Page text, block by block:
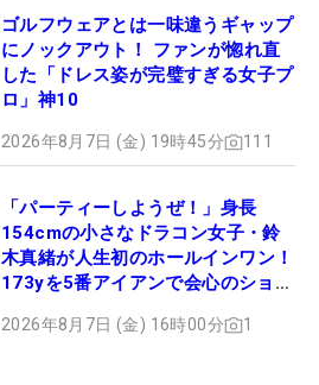
ゴルフウェアとは一味違うギャップ
にノックアウト！ ファンが惚れ直
した「ドレス姿が完璧すぎる女子プ
ロ」神10
2026年8月7日 (金) 19時45分 111
「パーティーしようぜ！」身長
154cmの小さなドラコン女子・鈴
木真緒が人生初のホールインワン！
173yを5番アイアンで会心のショッ
2026年8月7日 (金) 16時00分 1